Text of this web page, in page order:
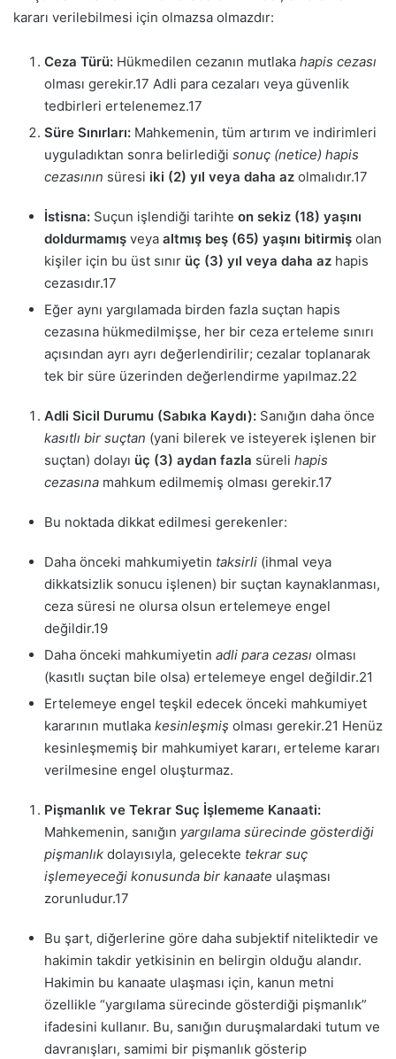
kararı verilebilmesi için olmazsa olmazdır:
Ceza Türü: Hükmedilen cezanın mutlaka hapis cezası
olması gerekir.17 Adli para cezaları veya güvenlik
tedbirleri ertelenemez.17
Süre Sınırları: Mahkemenin, tüm artırım ve indirimleri
uyguladıktan sonra belirlediği sonuç (netice) hapis
cezasının süresi iki (2) yıl veya daha az olmalıdır.17
İstisna: Suçun işlendiği tarihte on sekiz (18) yaşını
doldurmamış veya altmış beş (65) yaşını bitirmiş olan
kişiler için bu üst sınır üç (3) yıl veya daha az hapis
cezasıdır.17
Eğer aynı yargılamada birden fazla suçtan hapis
cezasına hükmedilmişse, her bir ceza erteleme sınırı
açısından ayrı ayrı değerlendirilir; cezalar toplanarak
tek bir süre üzerinden değerlendirme yapılmaz.22
Adli Sicil Durumu (Sabıka Kaydı): Sanığın daha önce
kasıtlı bir suçtan (yani bilerek ve isteyerek işlenen bir
suçtan) dolayı üç (3) aydan fazla süreli hapis
cezasına mahkum edilmemiş olması gerekir.17
Bu noktada dikkat edilmesi gerekenler:
Daha önceki mahkumiyetin taksirli (ihmal veya
dikkatsizlik sonucu işlenen) bir suçtan kaynaklanması,
ceza süresi ne olursa olsun ertelemeye engel
değildir.19
Daha önceki mahkumiyetin adli para cezası olması
(kasıtlı suçtan bile olsa) ertelemeye engel değildir.21
Ertelemeye engel teşkil edecek önceki mahkumiyet
kararının mutlaka kesinleşmiş olması gerekir.21 Henüz
kesinleşmemiş bir mahkumiyet kararı, erteleme kararı
verilmesine engel oluşturmaz.
Pişmanlık ve Tekrar Suç İşlememe Kanaati:
Mahkemenin, sanığın yargılama sürecinde gösterdiği
pişmanlık dolayısıyla, gelecekte tekrar suç
işlemeyeceği konusunda bir kanaate ulaşması
zorunludur.17
Bu şart, diğerlerine göre daha subjektif niteliktedir ve
hakimin takdir yetkisinin en belirgin olduğu alandır.
Hakimin bu kanaate ulaşması için, kanun metni
özellikle “yargılama sürecinde gösterdiği pişmanlık”
ifadesini kullanır. Bu, sanığın duruşmalardaki tutum ve
davranışları, samimi bir pişmanlık gösterip